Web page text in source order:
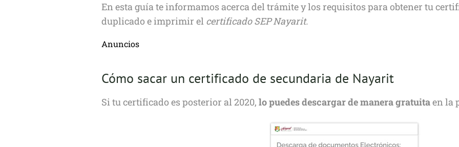
En esta guía te informamos acerca del trámite y los requisitos para obtener tu
duplicado e imprimir el certificado SEP Nayarit.
Anuncios
Cómo sacar un certificado de secundaria de Nayarit
Si tu certificado es posterior al 2020, lo puedes descargar de manera gratuitaen la